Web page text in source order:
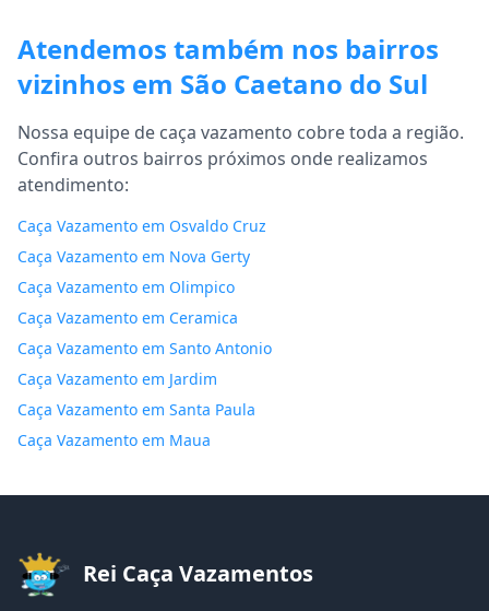
Atendemos também nos bairros
vizinhos em São Caetano do Sul
Nossa equipe de caça vazamento cobre toda a região.
Confira outros bairros próximos onde realizamos
atendimento:
Caça Vazamento em Osvaldo Cruz
Caça Vazamento em Nova Gerty
Caça Vazamento em Olimpico
Caça Vazamento em Ceramica
Caça Vazamento em Santo Antonio
Caça Vazamento em Jardim
Caça Vazamento em Santa Paula
Caça Vazamento em Maua
Rei Caça Vazamentos